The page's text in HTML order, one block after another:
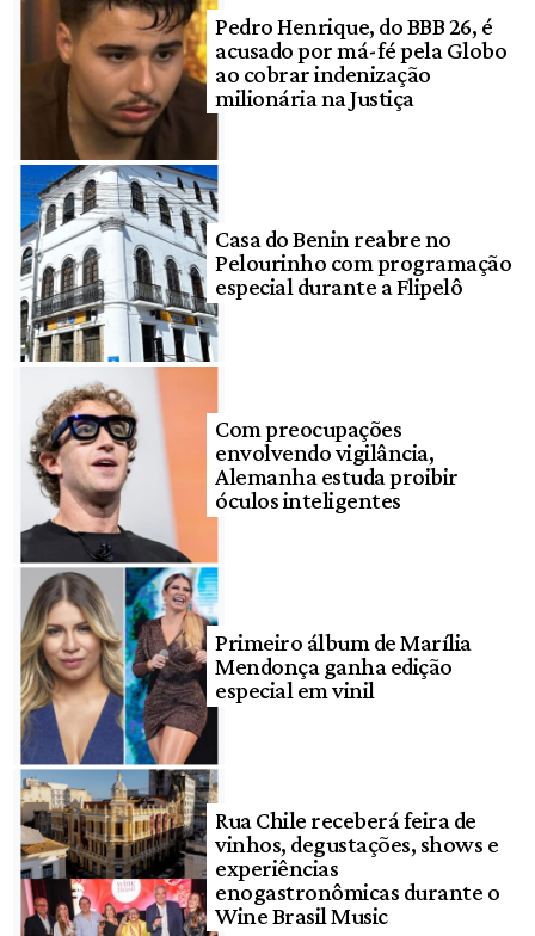
Pedro Henrique, do BBB 26, é
acusado por má-fé pela Globo
ao cobrar indenização
milionária na Justiça
Casa do Benin reabre no
Pelourinho com programação
especial durante a Flipelô
Com preocupações
envolvendo vigilância,
Alemanha estuda proibir
óculos inteligentes
Primeiro álbum de Marília
Mendonça ganha edição
especial em vinil
Rua Chile receberá feira de
vinhos, degustações, shows e
experiências
enogastronômicas durante o
Wine Brasil Music